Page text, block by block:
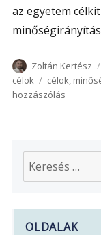
az egyetem
Szerző
Zoltán Kertész
célok
Címke
célok,
hozzászólás
Keresés
a
OLDALAK